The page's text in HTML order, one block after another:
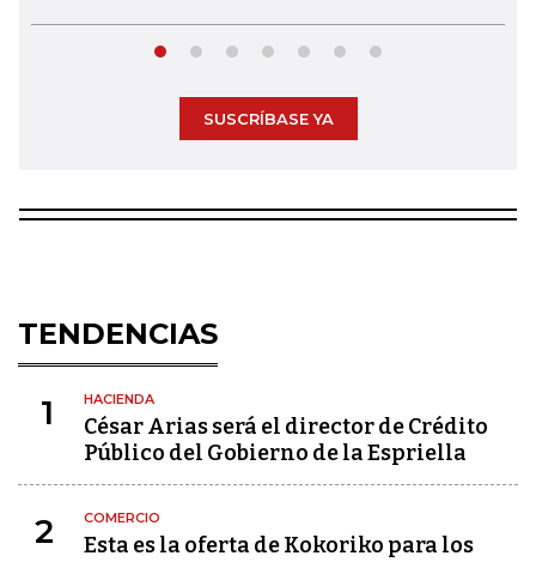
SUSCRÍBASE YA
TENDENCIAS
1 HACIENDA
César Arias será el director de Crédito
Público del Gobierno de la Espriella
2 COMERCIO
Esta es la oferta de Kokoriko para los